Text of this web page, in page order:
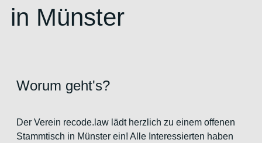
in Münster
Worum geht's?
Der Verein recode.law lädt herzlich zu einem offenen
Stammtisch in Münster ein! Alle Interessierten haben